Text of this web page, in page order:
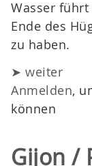
Wasser
Ende des
zu haben.
➤ weiter
Anmelden,
können
Gijon /